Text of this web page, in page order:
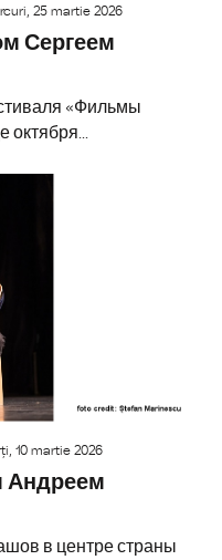
25 martie 2026
Сергеем
«Фильмы
10 martie 2026
Андреем
в центре страны